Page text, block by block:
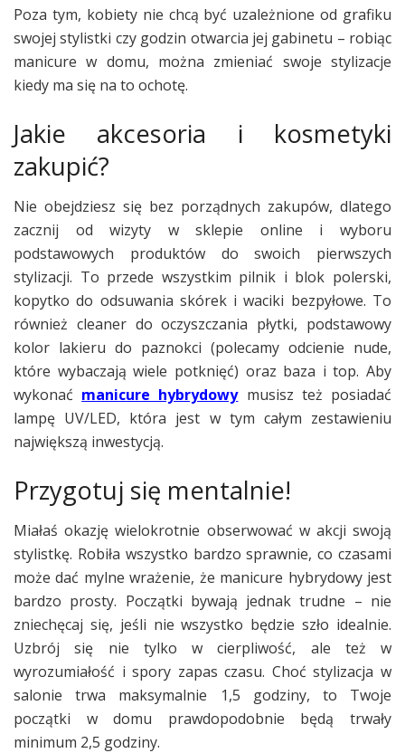
Poza tym, kobiety nie chcą być uzależnione od grafiku
swojej stylistki czy godzin otwarcia jej gabinetu – robiąc
manicure w domu, można zmieniać swoje stylizacje
kiedy ma się na to ochotę.
Jakie akcesoria i kosmetyki
zakupić?
Nie obejdziesz się bez porządnych zakupów, dlatego
zacznij od wizyty w sklepie online i wyboru
podstawowych produktów do swoich pierwszych
stylizacji. To przede wszystkim pilnik i blok polerski,
kopytko do odsuwania skórek i waciki bezpyłowe. To
również cleaner do oczyszczania płytki, podstawowy
kolor lakieru do paznokci (polecamy odcienie nude,
które wybaczają wiele potknięć) oraz baza i top. Aby
wykonać manicure hybrydowymusisz też posiadać
lampę UV/LED, która jest w tym całym zestawieniu
największą inwestycją.
Przygotuj się mentalnie!
Miałaś okazję wielokrotnie obserwować w akcji swoją
stylistkę. Robiła wszystko bardzo sprawnie, co czasami
może dać mylne wrażenie, że manicure hybrydowy jest
bardzo prosty. Początki bywają jednak trudne – nie
zniechęcaj się, jeśli nie wszystko będzie szło idealnie.
Uzbrój się nie tylko w cierpliwość, ale też w
wyrozumiałość i spory zapas czasu. Choć stylizacja w
salonie trwa maksymalnie 1,5 godziny, to Twoje
początki w domu prawdopodobnie będą trwały
minimum 2,5 godziny.